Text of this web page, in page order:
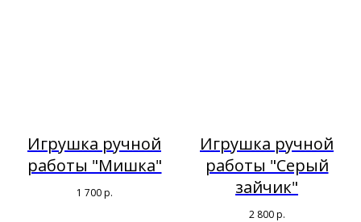
Игрушка ручной
работы "Мишка"
1 700 р.
Игрушка ручной
работы "Серый
зайчик"
2 800 р.